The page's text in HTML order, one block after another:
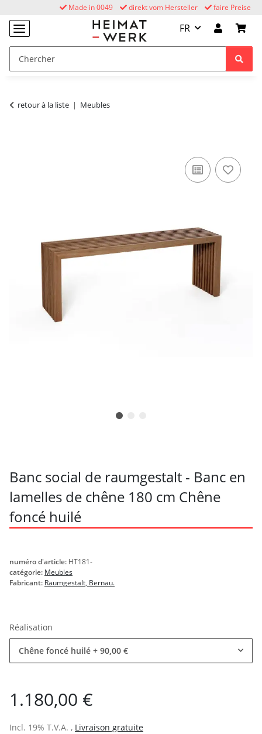
faire Preise
direkt vom Hersteller
Made in 0049
FR
retour à la liste Meubles
Banc social de raumgestalt - Banc en
lamelles de chêne 180 cm Chêne
foncé huilé
numéro d'article: HT181-
catégorie: Meubles
Fabricant: Raumgestalt, Bernau.
Réalisation
Chêne foncé huilé + 90,00 €
1.180,00 €
Incl. 19% T.V.A. , Livraison gratuite